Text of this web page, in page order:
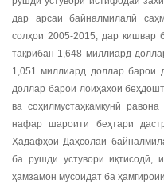
дар арсаи байналмилалӣ
солҳои 2005-2015, дар кишвар
тақрибан 1,648 миллиард
1,051 миллиард доллар барои
доллар барои лоиҳаҳои
ва соҳилмустаҳкамкунӣ
нафар шароити беҳтари
Ҳадафҳои Даҳсолаи
ба рушди устувори иқтисодӣ,
ҳамзамон мусоидат ба